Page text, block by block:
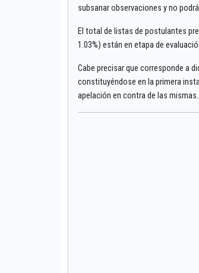
subsanar observaciones y no
El total de listas de postulantes
1.03%) están en etapa de
Cabe precisar que corresponde a
constituyéndose en la primera
apelación en contra de las mismas.